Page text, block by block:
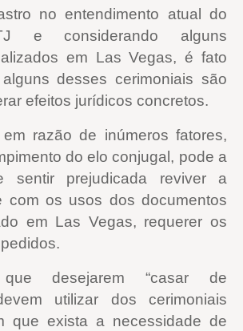
no entendimento atual do
e considerando alguns
em Las Vegas, é fato
desses cerimoniais são
efeitos jurídicos concretos.
razão de inúmeros fatores,
do elo conjugal, pode a
sentir prejudicada reviver a
com os usos dos documentos
em Las Vegas, requerer os
desejarem “casar de
utilizar dos cerimoniais
que exista a necessidade de